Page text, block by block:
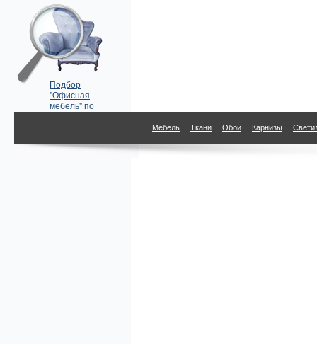
Подбор
"Офисная
мебель" по
параметрам
Мебель Ткани Обои Карнизы